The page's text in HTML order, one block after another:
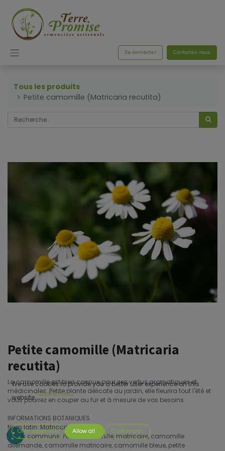
Se connecter Contactez-nous
Tous les produits
Petite camomille (Matricaria recutita)
Petite camomille (Matricaria
recutita)
La camomille est bien connue pour ses vertus aromatiques et
médicinales. Petite plante délicate au jardin, elle fleurira tout l'été et
vous pourrez en couper au fur et à mesure de vos besoins.
INFORMATIONS BOTANIQUES
Nom latin: Matricaria recutita
Noms communs: Petite camomille, matricaire, camomille
allemande, camomille matricaire, camomille bleue, petite
We use cookies to provide you a better user experience on this
website. Cookie Policy
Only essentials Allow all Customize